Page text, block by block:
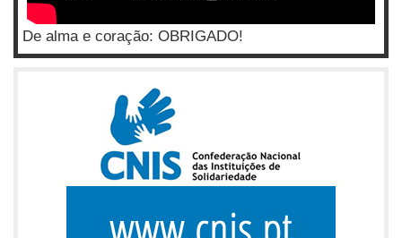
De alma e coração: OBRIGADO!